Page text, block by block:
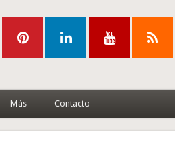
Más Contacto